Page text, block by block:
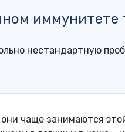
иммунитете
нестандартную
чаще занимаются